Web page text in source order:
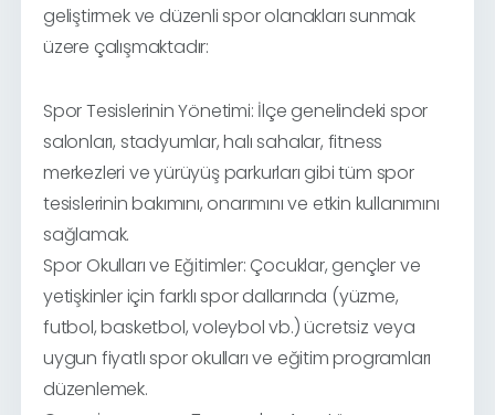
geliştirmek ve düzenli spor olanakları sunmak
üzere çalışmaktadır:
Spor Tesislerinin Yönetimi: İlçe genelindeki spor
salonları, stadyumlar, halı sahalar, fitness
merkezleri ve yürüyüş parkurları gibi tüm spor
tesislerinin bakımını, onarımını ve etkin kullanımını
sağlamak.
Spor Okulları ve Eğitimler: Çocuklar, gençler ve
yetişkinler için farklı spor dallarında (yüzme,
futbol, basketbol, voleybol vb.) ücretsiz veya
uygun fiyatlı spor okulları ve eğitim programları
düzenlemek.